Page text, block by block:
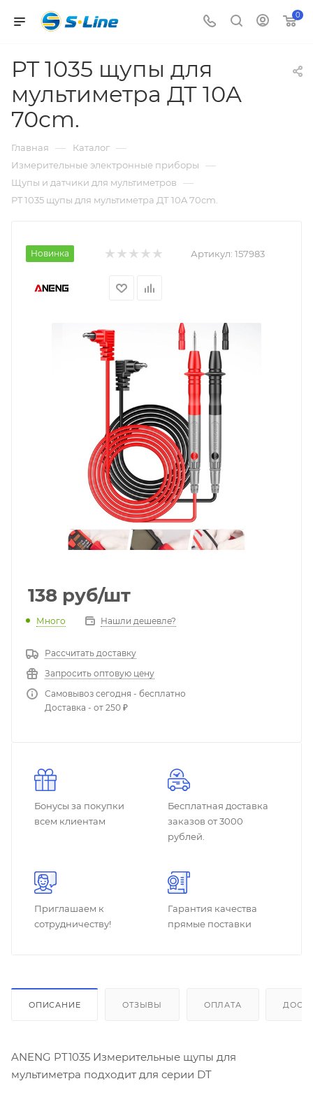
0
PT 1035 щупы для
мультиметра ДТ 10A
70cm.
Главная — Каталог —
Измерительные электронные приборы —
Щупы и датчики для мультиметров —
PT 1035 щупы для мультиметра ДТ 10A 70cm.
Новинка Артикул: 157983
138 руб/шт
Много Нашли дешевле?
Рассчитать доставку
Запросить оптовую цену
Самовывоз сегодня - бесплатно
Доставка - от 250 ₽
Бонусы за покупки
всем клиентам
Бесплатная доставка
заказов от 3000
рублей.
Приглашаем к
сотрудничеству!
Гарантия качества
прямые поставки
ОПИСАНИЕ ОТЗЫВЫ ОПЛАТА
ANENG PT1035 Измерительные щупы для
мультиметра подходит для серии DT